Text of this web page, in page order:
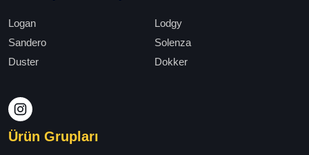
Logan
Lodgy
Sandero
Solenza
Duster
Dokker
Ürün Grupları